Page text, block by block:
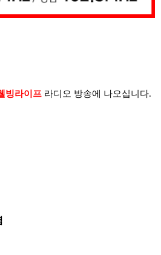
빙라이프 라디오 방송에 나오십니다.